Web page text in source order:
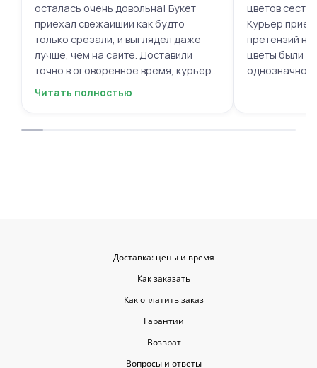
осталась очень довольна! Букет
приехал свежайший как будто
только срезали, и выглядел даже
лучше, чем на сайте. Доставили
точно в оговоренное время, курьер
вежливый, ещё и открытку с тёплыми
приятными. Однозначно буду
Читать полностью
цветов
Курьер
претензий
цветы были
однозначно.
Доставка: цены и время
Как заказать
Как оплатить заказ
Гарантии
Возврат
Вопросы и ответы